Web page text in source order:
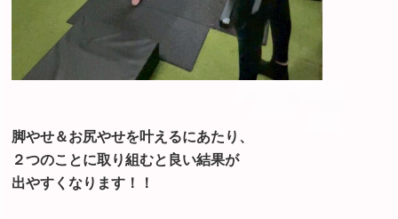
脚やせ＆お尻やせを叶えるにあたり、
２つのことに取り組むと良い結果が
出やすくなります！！